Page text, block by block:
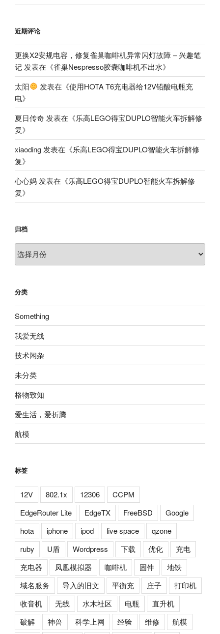
近期评论
更换X2安规电容，修复雀巢咖啡机异常闪灯故障 – 兴趣笔
记 发表在《雀巢Nespresso胶囊咖啡机不出水》
太阳
发表在《使用HOTA T6充电器给12V铅酸电瓶充
电》
夏日传奇 发表在《乐高LEGO得宝DUPLO智能火车拆解修
复》
xiaoding 发表在《乐高LEGO得宝DUPLO智能火车拆解修
复》
心心妈 发表在《乐高LEGO得宝DUPLO智能火车拆解修
复》
归档
归
档
分类
Something
我爱无线
技术闲杂
未分类
格物致知
爱生活，爱折腾
航模
标签
12V 802.1x 12306
CCPM
EdgeRouter Lite
EdgeTX FreeBSD
Google
hota
iphone ipod live space
qzone
ruby
U盾 Wordpress 下载 优化
充电
充电器
凤凰模拟器 咖啡机 固件
地铁
域名服务
导入的旧文 平衡充 庄子
打印机
收音机
无线 水木社区 电瓶
直升机
破解
神兽 科学上网 经验 维修 航模